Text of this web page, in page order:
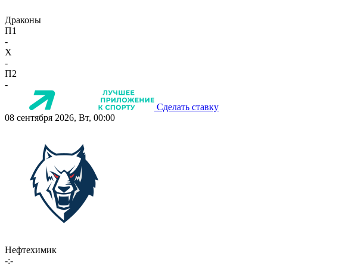
Драконы
П1
-
X
-
П2
-
Сделать ставку
08 сентября 2026, Вт, 00:00
Нефтехимик
-:-